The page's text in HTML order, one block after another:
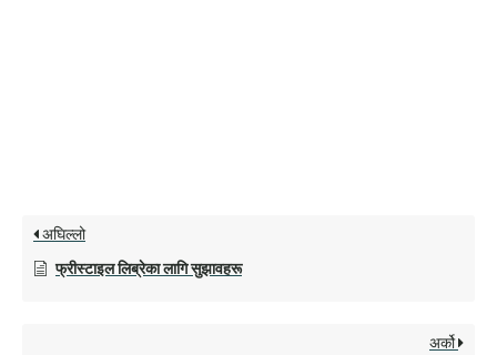
अघिल्लो
फ्रीस्टाइल लिब्रेका लागि सुझावहरू
अर्को